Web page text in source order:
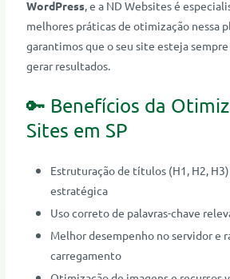
WordPress, e a ND Websites é
melhores práticas de otimização nessa
garantimos que o seu site esteja
gerar resultados.
🔑 Benefícios da
Sites em SP
Estruturação de títulos (H1, H2,
estratégica
Uso correto de palavras-chave
Melhor desempenho no servidor e
carregamento